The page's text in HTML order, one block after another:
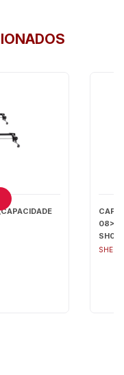
CAPA
08>/